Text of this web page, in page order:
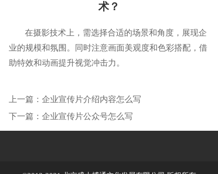
术？
在摄影技术上，需选择合适的场景和角度，展现企
业的规模和氛围。同时注意画面美观度和色彩搭配，借
助特效和动画提升视觉冲击力。
上一篇： 企业宣传片介绍内容怎么写
下一篇： 企业宣传片公众号怎么写